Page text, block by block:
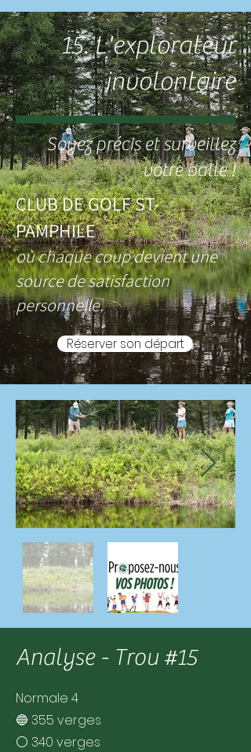
15. L'explorateur
involontaire
Soyez précis et surveillez
votre balle !
CLUB DE GOLF ST-
PAMPHILE
où chaque coup devient une
source de satisfaction
personnelle.
Réserver son départ
Analyse - Trou #15
Normale 4
🔵 355 verges
⚪ 340 verges